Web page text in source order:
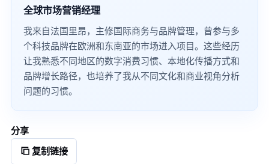
全球市场营销经理
我来自法国里昂，主修国际商务与品牌管理，曾参与多
个科技品牌在欧洲和东南亚的市场进入项目。这些经历
让我熟悉不同地区的数字消费习惯、本地化传播方式和
品牌增长路径，也培养了我从不同文化和商业视角分析
问题的习惯。
分享
复制链接